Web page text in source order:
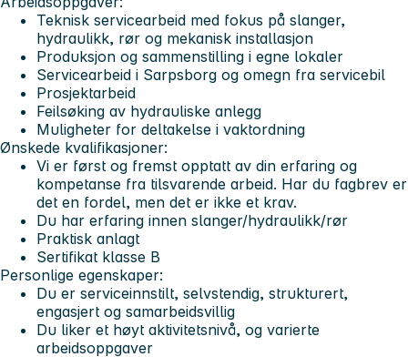
Teknisk servicearbeid med fokus på slanger,
hydraulikk, rør og mekanisk installasjon
Produksjon og sammenstilling i egne lokaler
Servicearbeid i Sarpsborg og omegn fra servicebil
Prosjektarbeid
Feilsøking av hydrauliske anlegg
Muligheter for deltakelse i vaktordning
Ønskede kvalifikasjoner:
Vi er først og fremst opptatt av din erfaring og
kompetanse fra tilsvarende arbeid. Har du fagbrev er
det en fordel, men det er ikke et krav.
Du har erfaring innen slanger/hydraulikk/rør
Praktisk anlagt
Sertifikat klasse B
Personlige egenskaper:
Du er serviceinnstilt, selvstendig, strukturert,
engasjert og samarbeidsvillig
Du liker et høyt aktivitetsnivå, og varierte
arbeidsoppgaver